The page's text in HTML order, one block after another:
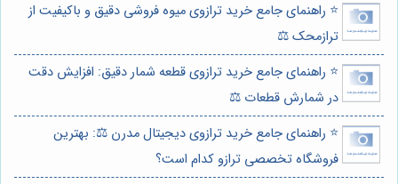
⭐️ راهنمای جامع خرید ترازوی میوه فروشی دقیق و باکیفیت از
ترازمحک ⚖️
⭐️ راهنمای جامع خرید ترازوی قطعه شمار دقیق: افزایش دقت
در شمارش قطعات ⚖️
⭐️ راهنمای جامع خرید ترازوی دیجیتال مدرن ⚖️: بهترین
فروشگاه تخصصی ترازو کدام است؟